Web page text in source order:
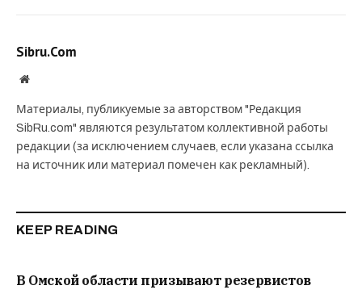
Sibru.Com
Website
Материалы, публикуемые за авторством "Редакция
SibRu.com" являются результатом коллективной работы
редакции (за исключением случаев, если указана ссылка
на источник или материал помечен как рекламный).
KEEP READING
В Омской области призывают резервистов